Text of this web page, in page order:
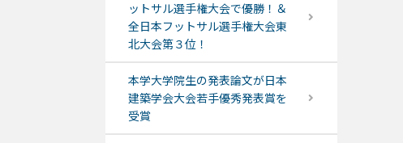
ットサル選手権大会で優勝！＆
全日本フットサル選手権大会東
北大会第３位！
本学大学院生の発表論文が日本
建築学会大会若手優秀発表賞を
受賞